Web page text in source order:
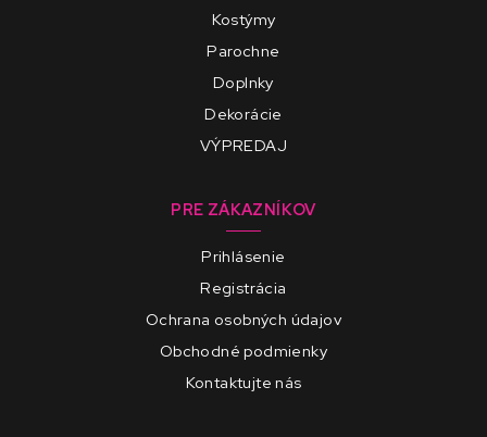
Kostýmy
Parochne
Doplnky
Dekorácie
VÝPREDAJ
PRE ZÁKAZNÍKOV
Prihlásenie
Registrácia
Ochrana osobných údajov
Obchodné podmienky
Kontaktujte nás